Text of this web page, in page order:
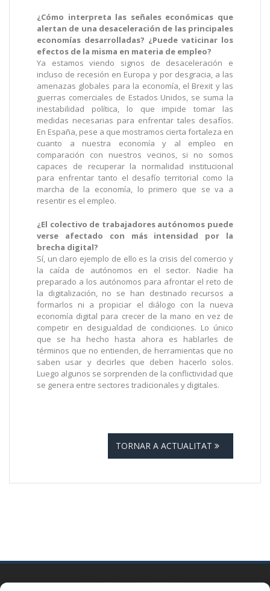
¿Cómo interpreta las señales económicas que
alertan de una desaceleración de las principales
economías desarrolladas? ¿Puede vaticinar los
efectos de la misma en materia de empleo?
Ya estamos viendo signos de desaceleración e
incluso de recesión en Europa y por desgracia, a las
amenazas globales para la economía, el Brexit y las
guerras comerciales de Estados Unidos, se suma la
inestabilidad política, lo que impide tomar las
medidas necesarias para enfrentar tales desafíos.
En España, pese a que mostramos cierta fortaleza en
cuanto a nuestra economía y al empleo en
comparación con nuestros vecinos, si no somos
capaces de recuperar la normalidad institucional
para enfrentar tanto el desafío territorial como la
marcha de la economía, lo primero que se va a
resentir es el empleo.
¿El colectivo de trabajadores autónomos puede
verse afectado con más intensidad por la
brecha digital?
Sí, un claro ejemplo de ello es la crisis del comercio y
la caída de autónomos en el sector. Nadie ha
preparado a los autónomos para afrontar el reto de
la digitalización, no se han destinado recursos a
formarlos ni a propiciar el diálogo con la nueva
economía digital para crecer de la mano en vez de
competir en desigualdad de condiciones. Lo único
que se ha hecho hasta ahora es hablarles de
términos que no entienden, de herramientas que no
saben usar y decirles que deben hacerlo solos.
Luego algunos se sorprenden de la conflictividad que
se genera entre sectores tradicionales y digitales.
TORNAR A ACTUALITAT